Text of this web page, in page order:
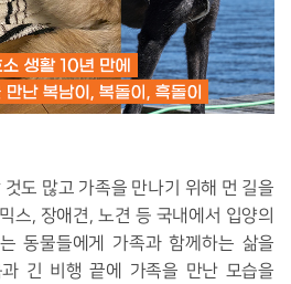
도 많고 가족을 만나기 위해 먼 길을
스, 장애견, 노견 등 국내에서 입양의
동물들에게 가족과 함께하는 삶을
긴 비행 끝에 가족을 만난 모습을